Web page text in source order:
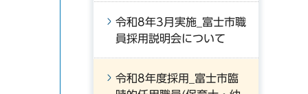
令和8年3月実施_富士市職
員採用説明会について
令和8年度採用_富士市臨